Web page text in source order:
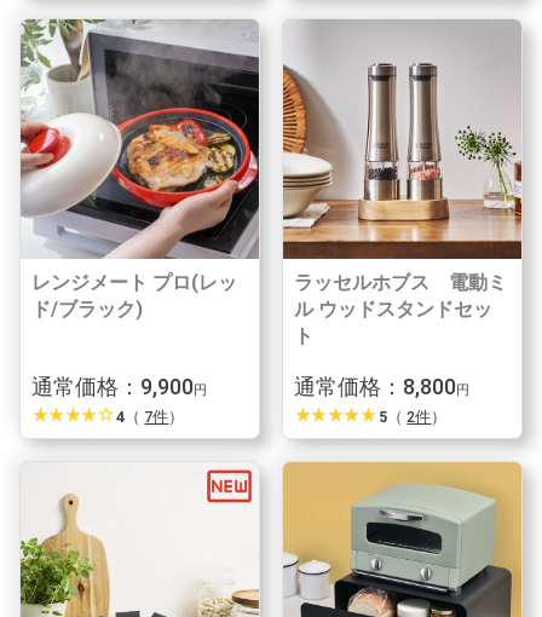
レンジメート プロ(レッ
ド/ブラック)
通常価格：9,900円
star_ratestar_ratestar_ratestar_ratestar_border 4 （ 7件）
ラッセルホブス 電動ミ
ル ウッドスタンドセッ
ト
通常価格：8,800円
star_ratestar_ratestar_ratestar_ratestar_rate 5 （2件）